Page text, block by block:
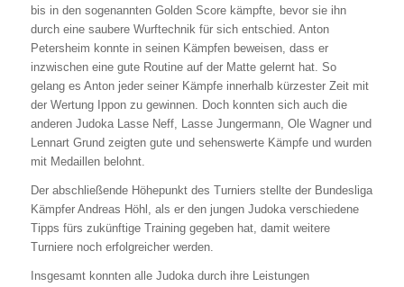
bis in den sogenannten Golden Score kämpfte, bevor sie ihn
durch eine saubere Wurftechnik für sich entschied. Anton
Petersheim konnte in seinen Kämpfen beweisen, dass er
inzwischen eine gute Routine auf der Matte gelernt hat. So
gelang es Anton jeder seiner Kämpfe innerhalb kürzester Zeit mit
der Wertung Ippon zu gewinnen. Doch konnten sich auch die
anderen Judoka Lasse Neff, Lasse Jungermann, Ole Wagner und
Lennart Grund zeigten gute und sehenswerte Kämpfe und wurden
mit Medaillen belohnt.
Der abschließende Höhepunkt des Turniers stellte der Bundesliga
Kämpfer Andreas Höhl, als er den jungen Judoka verschiedene
Tipps fürs zukünftige Training gegeben hat, damit weitere
Turniere noch erfolgreicher werden.
Insgesamt konnten alle Judoka durch ihre Leistungen